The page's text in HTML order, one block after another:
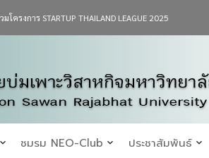
รงการ STARTUP THAILAND LEAGUE 2025
ชมรม NEO-Club ประชาสัมพันธ์